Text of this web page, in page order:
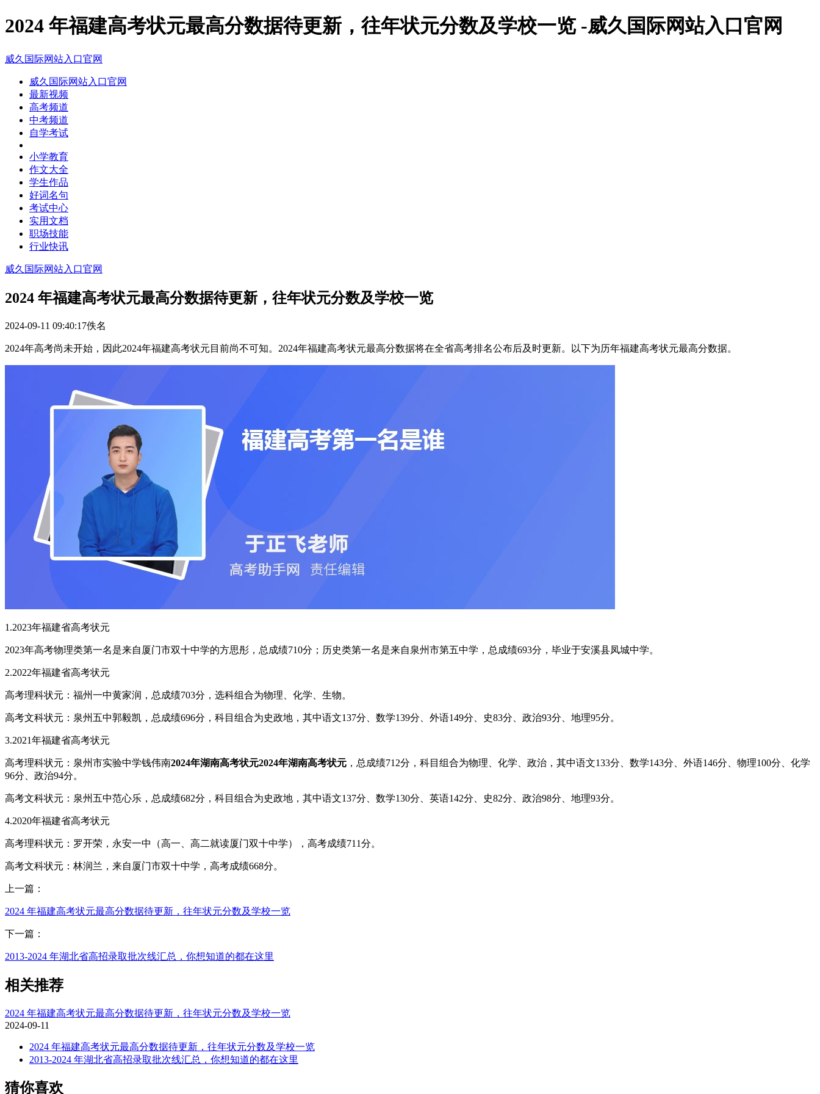
2024 年福建高考状元最高分数据待更新，往年状元分数及学校一览 -威久国际网站入口官网
威久国际网站入口官网
威久国际网站入口官网
最新视频
高考频道
中考频道
自学考试
小学教育
作文大全
学生作品
好词名句
考试中心
实用文档
职场技能
行业快讯
威久国际网站入口官网
2024 年福建高考状元最高分数据待更新，往年状元分数及学校一览
2024-09-11 09:40:17佚名
2024年高考尚未开始，因此2024年福建高考状元目前尚不可知。2024年福建高考状元最高分数据将在全省高考排名公布后及时更新。以下为历年福建高考状元最高分数据。
1.2023年福建省高考状元
2023年高考物理类第一名是来自厦门市双十中学的方思彤，总成绩710分；历史类第一名是来自泉州市第五中学，总成绩693分，毕业于安溪县凤城中学。
2.2022年福建省高考状元
高考理科状元：福州一中黄家润，总成绩703分，选科组合为物理、化学、生物。
高考文科状元：泉州五中郭毅凯，总成绩696分，科目组合为史政地，其中语文137分、数学139分、外语149分、史83分、政治93分、地理95分。
3.2021年福建省高考状元
高考理科状元：泉州市实验中学钱伟南2024年湖南高考状元2024年湖南高考状元 ，总成绩712分，科目组合为物理、化学、政治，其中语文133分、数学143分、外语146分、物理100分、化学
96分、政治94分。
高考文科状元：泉州五中范心乐，总成绩682分，科目组合为史政地，其中语文137分、数学130分、英语142分、史82分、政治98分、地理93分。
4.2020年福建省高考状元
高考理科状元：罗开荣，永安一中（高一、高二就读厦门双十中学），高考成绩711分。
高考文科状元：林润兰，来自厦门市双十中学，高考成绩668分。
上一篇：
2024 年福建高考状元最高分数据待更新，往年状元分数及学校一览
下一篇：
2013-2024 年湖北省高招录取批次线汇总，你想知道的都在这里
相关推荐
2024 年福建高考状元最高分数据待更新，往年状元分数及学校一览
2024-09-11
2024 年福建高考状元最高分数据待更新，往年状元分数及学校一览
2013-2024 年湖北省高招录取批次线汇总，你想知道的都在这里
猜你喜欢